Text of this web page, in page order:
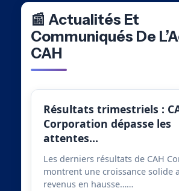
📰 Actualités Et
Communiqués De
CAH
Résultats trimestriels :
Corporation dépasse les
attentes…
Les derniers résultats de CAH
montrent une croissance solide
revenus en hausse……